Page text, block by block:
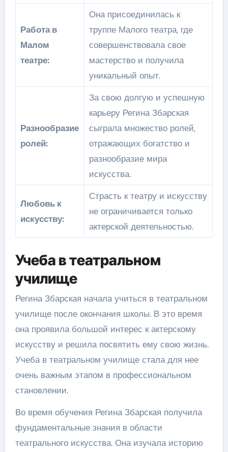
Работа в
Малом
театре:
Она присоединилась к
труппе Малого театра, где
совершенствовала свое
мастерство и получила
уникальный опыт.
Разнообразие
ролей:
За свою долгую и успешную
карьеру Регина Збарская
сыграла множество ролей,
отражающих богатство и
разнообразие мира
искусства.
Любовь к
искусству:
Страсть к театру и искусству
не ограничивается только
актерской деятельностью.
Учеба в театральном
училище
Регина Збарская начала учиться в театральном
училище после окончания школы. В это время
она проявила большой интерес к актерскому
искусству и решила посвятить ему свою жизнь.
Учеба в театральном училище стала для нее
очень важным этапом в профессиональном
становлении.
Во время обучения Регина Збарская получила
фундаментальные знания в области
театрального искусства. Она изучала историю